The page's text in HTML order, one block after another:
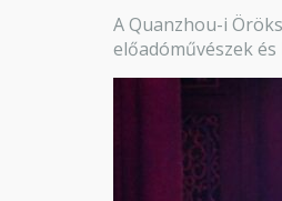
A Quanzhou-i
előadóművészek